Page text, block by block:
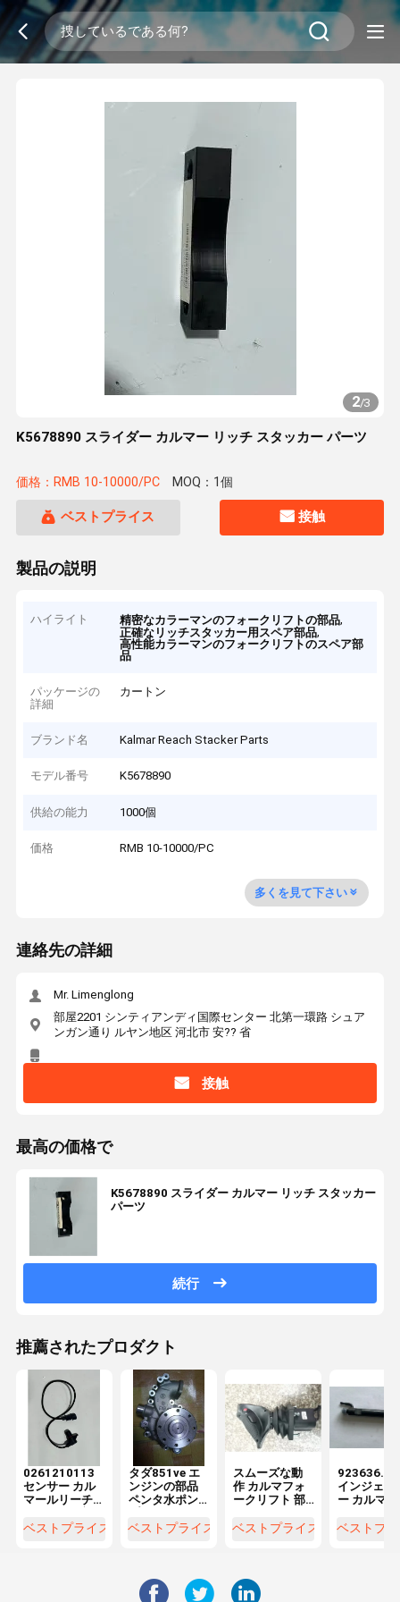
2/3
K5678890 スライダー カルマー リッチ スタッカー パーツ
価格：RMB 10-10000/PC MOQ：1個
ベストプライス 接触
製品の説明
ハイライト 精密なカラーマンのフォークリフトの部品,
正確なリッチスタッカー用スペア部品,
高性能カラーマンのフォークリフトのスペア部
品
パッケージの
詳細
カートン
ブランド名 Kalmar Reach Stacker Parts
モデル番号 K5678890
供給の能力 1000個
価格 RMB 10-10000/PC
多くを見て下さい
連絡先の詳細
Mr. Limenglong
部屋2201 シンティアンディ国際センター 北第一環路 シュア
ンガン通り ルヤン地区 河北市 安?? 省
接触
最高の価格で
K5678890 スライダー カルマー リッチ スタッカー
パーツ
続行
推薦されたプロダクト
0261210113
センサー カル
マールリーチ
品
ベストプライス
タダ851ve エ
ンジンの部品
ペンタ水ポン
ベストプライス
スムーズな動
作 カルマフォ
ークリフト 部
ル 安定した技
ベストプライス
インジェク
ー カルマ
カー部品
ベストプ